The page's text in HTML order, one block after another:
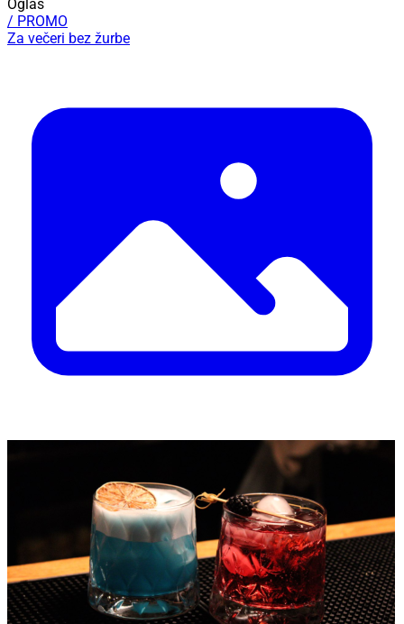
Oglas
/ PROMO
Za večeri bez žurbe